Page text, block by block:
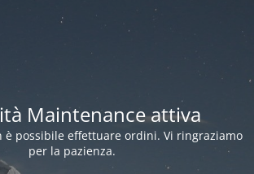
Maintenance attiva
è possibile effettuare ordini. Vi ringraziamo
per la pazienza.